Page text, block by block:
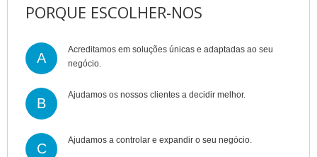
PORQUE ESCOLHER-NOS
A
Acreditamos em soluções únicas e adaptadas ao seu
negócio.
B
Ajudamos os nossos clientes a decidir melhor.
C
Ajudamos a controlar e expandir o seu negócio.